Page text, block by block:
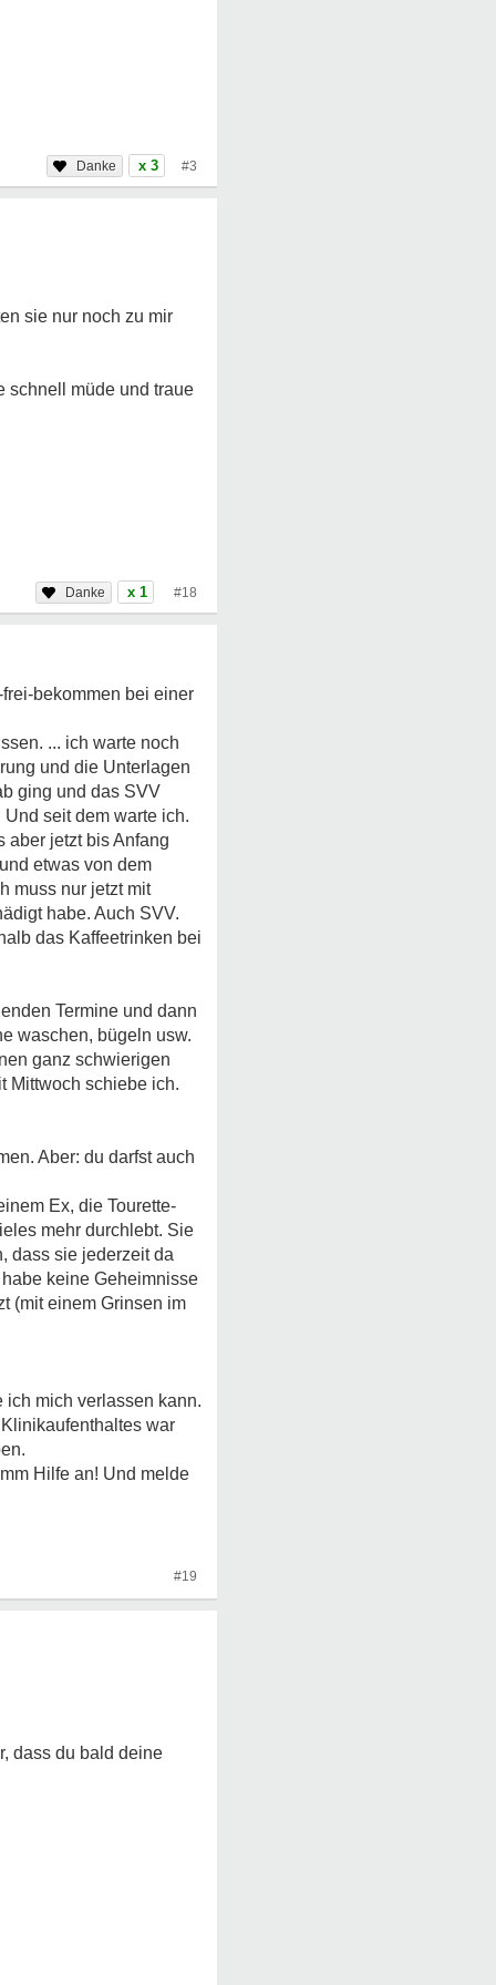
x 3 #3
sie nur noch zu mir
schnell müde und traue
x 1 #18
bekommen bei einer
... ich warte noch
und die Unterlagen
ging und das SVV
seit dem warte ich.
aber jetzt bis Anfang
etwas von dem
muss nur jetzt mit
habe. Auch SVV.
das Kaffeetrinken bei
Termine und dann
waschen, bügeln usw.
ganz schwierigen
Mittwoch schiebe ich.
Aber: du darfst auch
Ex, die Tourette-
mehr durchlebt. Sie
dass sie jederzeit da
keine Geheimnisse
(mit einem Grinsen im
mich verlassen kann.
war
Hilfe an! Und melde
#19
dass du bald deine